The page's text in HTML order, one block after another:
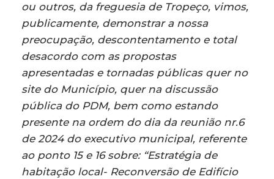
ou outros, da freguesia de Tropeço, vimos,
publicamente, demonstrar a nossa
preocupação, descontentamento e total
desacordo com as propostas
apresentadas e tornadas públicas quer no
site do Município, quer na discussão
pública do PDM, bem como estando
presente na ordem do dia da reunião nr.6
de 2024 do executivo municipal, referente
ao ponto 15 e 16 sobre: “Estratégia de
habitação local- Reconversão de Edifício